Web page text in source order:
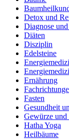
Detox und
Diagnose
Diäten
Disziplin
Edelsteine
Ernährung
Fasten
Gesundheit
Gewürze
Hatha Yoga
Heilbäume